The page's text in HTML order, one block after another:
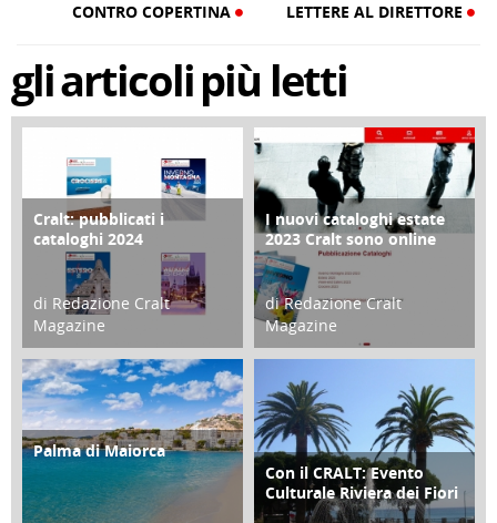
CONTRO COPERTINA
LETTERE AL DIRETTORE
gliarticolipiù letti
COPERTINA
Cralt: pubblicati i
cataloghi 2024
di Redazione Cralt
Magazine
21 Novembre 2023
CONTRO COPERTINA
I nuovi cataloghi estate
2023 Cralt sono online
di Redazione Cralt
Magazine
07 Marzo 2023
ATTIVITÀ
Palma di Maiorca
ATTIVITÀ
Con il CRALT: Evento
Culturale Riviera dei Fiori